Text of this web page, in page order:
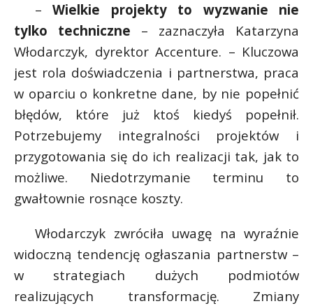
–Wielkie projekty to wyzwanie nie
tylko techniczne – zaznaczyła Katarzyna
Włodarczyk, dyrektor Accenture. – Kluczowa
jest rola doświadczenia i partnerstwa, praca
w oparciu o konkretne dane, by nie popełnić
błędów, które już ktoś kiedyś popełnił.
Potrzebujemy integralności projektów i
przygotowania się do ich realizacji tak, jak to
możliwe. Niedotrzymanie terminu to
gwałtownie rosnące koszty.
Włodarczyk zwróciła uwagę na wyraźnie
widoczną tendencję ogłaszania partnerstw –
w strategiach dużych podmiotów
realizujących transformację. Zmiany